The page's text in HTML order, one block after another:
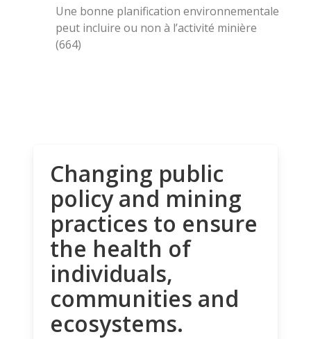
Une bonne planification environnementale
peut incluire ou non à l’activité minière
(664)
Changing public
policy and mining
practices to ensure
the health of
individuals,
communities and
ecosystems.